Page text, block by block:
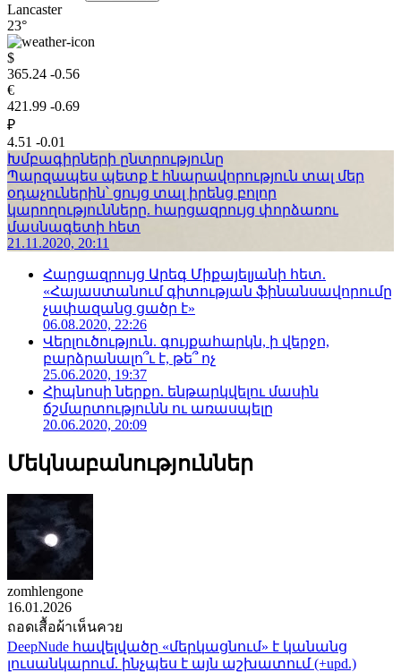
Lancaster
23°
$
365.24 -0.56
€
421.99 -0.69
₽
4.51 -0.01
Խմբագիրների ընտրությունը
Պարզապես պետք է հնարավորություն տալ մեր
օդաչուներին՝ ցույց տալ իրենց բոլոր
կարողությունները. հարցազրույց փորձառու
մասնագետի հետ
21.11.2020, 20:11
Հարցազրույց Արեգ Միքայելյանի հետ.
«Հայաստանում գիտության ֆինանսավորումը
չափազանց ցածր է»
06.08.2020, 22:26
Վերլուծություն. գույքահարկն, ի վերջո,
բարձրանալո՞ւ է, թե՞ ոչ
25.06.2020, 19:37
Հիպնոսի ներքո. ենթարկվելու մասին
ճշմարտությունն ու առասպելը
20.06.2020, 20:09
Մեկնաբանություններ
zomhlengone
16.01.2026
ถอดเสื้อผ้าเห็นควย
DeepNude հավելվածը «մերկացնում» է կանանց
լուսանկարում. ինչպես է այն աշխատում (+upd.)